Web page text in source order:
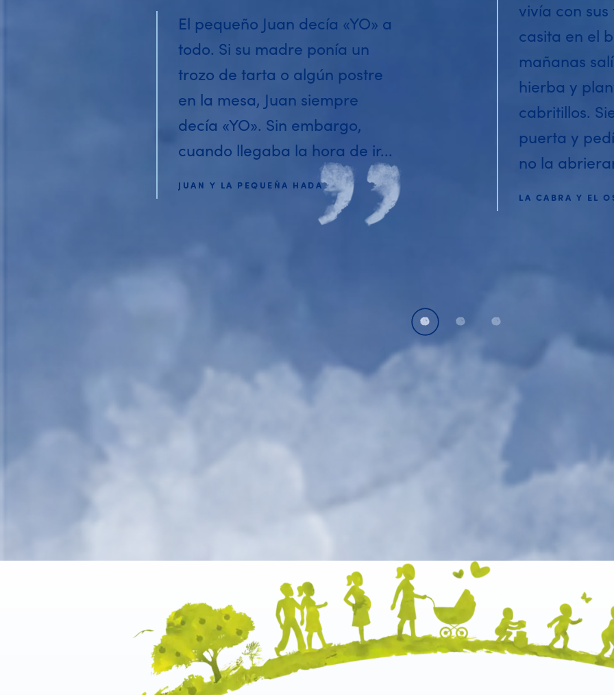
El pequeño Juan decía «YO» a
todo. Si su madre ponía un
trozo de tarta o algún postre
en la mesa, Juan siempre
decía «YO». Sin embargo,
cuando llegaba la hora de ir...
JUAN Y LA PEQUEÑA HADA
vivía con
casita en el
mañanas
hierba y
cabritillos.
puerta y
no la
LA CABRA Y EL